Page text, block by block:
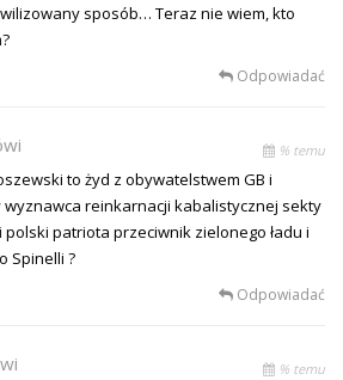
sposób… Teraz nie wiem, kto
Odpowiadać
% temu
to żyd z obywatelstwem GB i
wyznawca reinkarnacji kabalistycznej sekty
patriota przeciwnik zielonego ładu i
Spinelli ?
Odpowiadać
% temu